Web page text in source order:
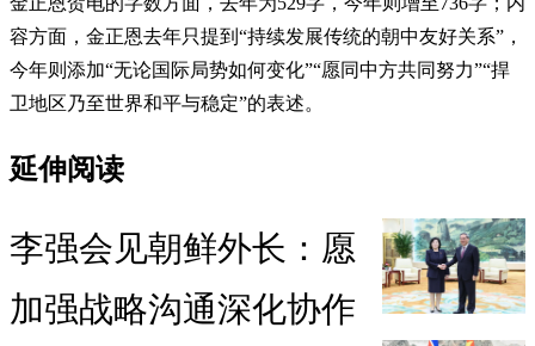
容方面，金正恩去年只提到“持续发展传统的朝中友好关系”，
今年则添加“无论国际局势如何变化”“愿同中方共同努力”“捍
卫地区乃至世界和平与稳定”的表述。
延伸阅读
李强会见朝鲜外长：愿
加强战略沟通深化协作